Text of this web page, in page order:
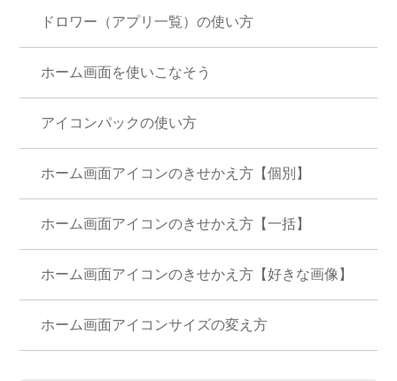
ドロワー（アプリ一覧）の使い方
ホーム画面を使いこなそう
アイコンパックの使い方
ホーム画面アイコンのきせかえ方【個別】
ホーム画面アイコンのきせかえ方【一括】
ホーム画面アイコンのきせかえ方【好きな画像】
ホーム画面アイコンサイズの変え方